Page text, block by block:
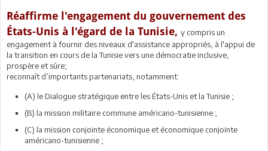
Réaffirme l'engagement du gouvernement des
États-Unis à l'égard de la Tunisie, y compris un
engagement à fournir des niveaux d'assistance appropriés, à l'appui de
la transition en cours de la Tunisie vers une démocratie inclusive,
prospère et sûre;
reconnaît d’importants partenariats, notamment:
(A) le Dialogue stratégique entre les États-Unis et la Tunisie ;
(B) la mission militaire commune américano-tunisienne ;
(C) la mission conjointe économique et économique conjointe
américano-tunisienne ;